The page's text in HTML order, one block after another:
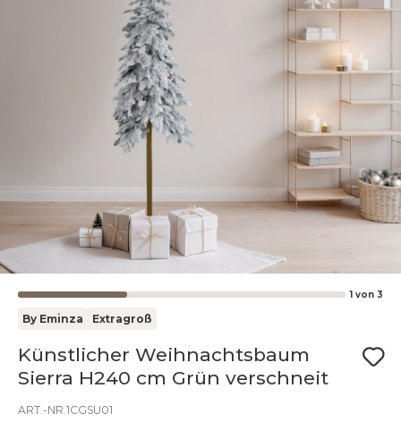
1 von 3
By Eminza Extragroß
Künstlicher Weihnachtsbaum
Sierra H240 cm Grün verschneit
ART.-NR.1CGSU01